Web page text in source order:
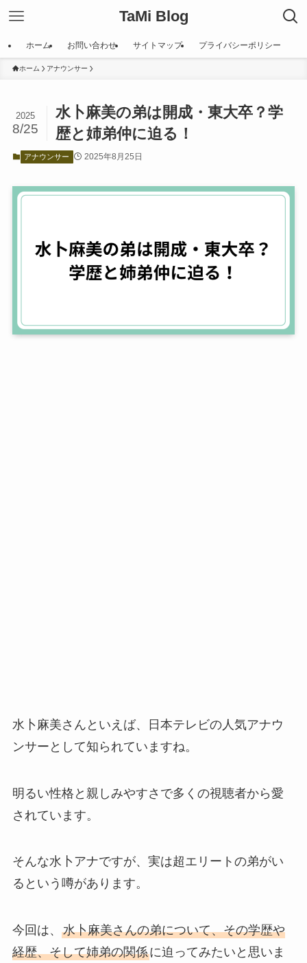
TaMi Blog
ホーム お問い合わせ サイトマップ プライバシーポリシー
ホーム アナウンサー
水卜麻美の弟は開成・東大卒？学
歴と姉弟仲に迫る！
2025
8/25
アナウンサー 2025年8月25日
水卜麻美さんといえば、日本テレビの人気アナウ
ンサーとして知られていますね。
明るい性格と親しみやすさで多くの視聴者から愛
されています。
そんな水卜アナですが、実は超エリートの弟がい
るという噂があります。
今回は、 水卜麻美さんの弟について、その学歴や
経歴、そして姉弟の関係に迫ってみたいと思いま